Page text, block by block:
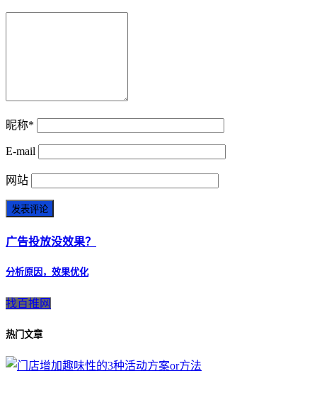
昵称*
E-mail
网站
广告投放没效果？
分析原因，效果优化
找百推网
热门文章